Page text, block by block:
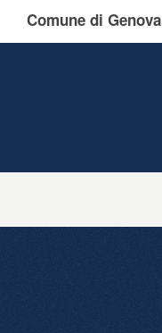
Comune di Genova